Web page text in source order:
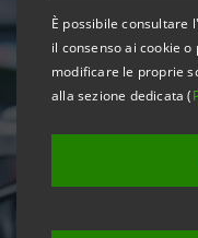
È possibile consultare
il consenso ai cookie
modificare le proprie
alla sezione dedicata (